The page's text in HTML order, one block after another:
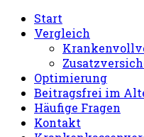
Start
Vergleich
Optimierung
Beitragsfrei im
Häufige Fragen
Kontakt